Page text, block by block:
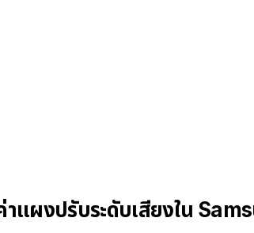
แผงปรับระดับเสียงใน